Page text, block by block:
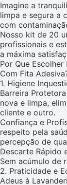
Imagine a
limpa e segura a
com
Nosso kit de 20
profissionais e
a máxima
Por Que
Com Fita
1. Higiene
Barreira
nova e limpa,
cliente e outro.
Confiança e
respeito pela
percepção de
Descarte Rápido
Sem acúmulo de
2. Praticidade e
Adeus à